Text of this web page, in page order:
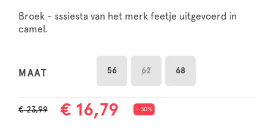
Broek - sssiesta van het merk feetje uitgevoerd in
camel.
MAAT 56 62 68
€ 23,99 € 16,79 - 30%